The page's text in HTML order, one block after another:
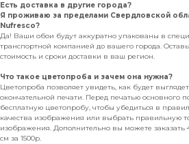
Есть доставка в другие города?
Я проживаю за пределами Свердловской
Nufresco?
Да! Ваши обои будут аккуратно упакованы в
транспортной компанией до вашего города.
стоимость и сроки доставки в ваш регион.
Что такое цветопроба и зачем она нужна?
Цветопроба позволяет увидеть, как будет
окончательной печати. Перед печатью основного
бесплатную цветопробу, чтобы убедиться в
качества изображения или выбрать правильную
изображения. Дополнительно вы можете заказать
см за 1500р.